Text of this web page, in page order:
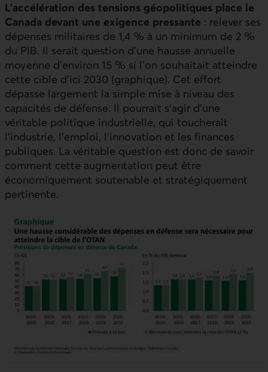
L’accélération des tensions géopolitiques place le
Canada devant une exigence pressante : relever ses
dépenses militaires de 1,4 % à un minimum de 2 %
du PIB. Il serait question d’une hausse annuelle
moyenne d’environ 15 % si l’on souhaitait atteindre
cette cible d’ici 2030 (graphique). Cet effort
dépasse largement la simple mise à niveau des
capacités de défense. Il pourrait s’agir d’une
véritable politique industrielle, qui toucherait
l’industrie, l’emploi, l’innovation et les finances
publiques. La véritable question est donc de savoir
comment cette augmentation peut être
économiquement soutenable et stratégiquement
pertinente.